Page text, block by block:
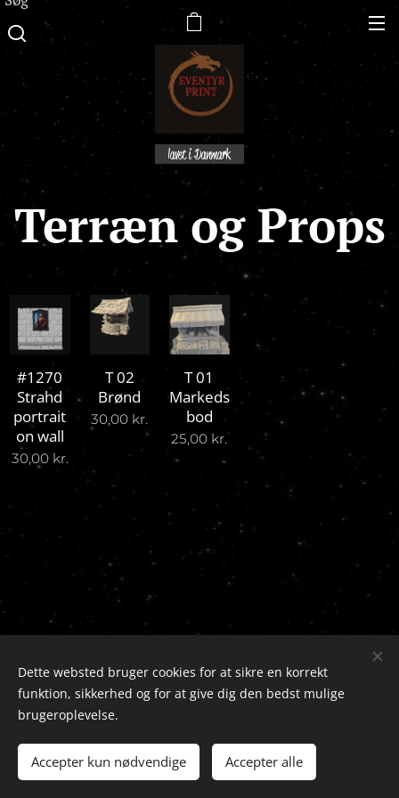
lavet i Danmark
Terræn og Props
#1270
Strahd
portrait
on wall
30,00kr.
T 02
Brønd
30,00 kr.
T 01
Markeds
bod
25,00 kr.
© 2024 Alle rettigheder forbeholdes
Sprog
Dansk
English
Dette websted bruger cookies for at sikre en korrekt
funktion, sikkerhed og for at give dig den bedst mulige
brugeroplevelse.
Accepter kun nødvendige Accepter alle